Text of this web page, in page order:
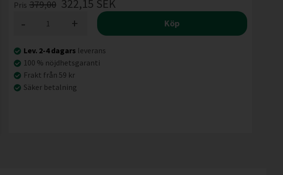
Pris 379,00 322,15 SEK
+
- Köp
Lev. 2-4 dagars leverans
100 % nöjdhetsgaranti
Frakt från 59 kr
Säker betalning